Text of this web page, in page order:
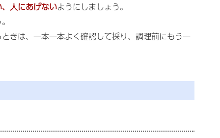
人にあげないようにしましょう。
きは、一本一本よく確認して採り、調理前にもう一